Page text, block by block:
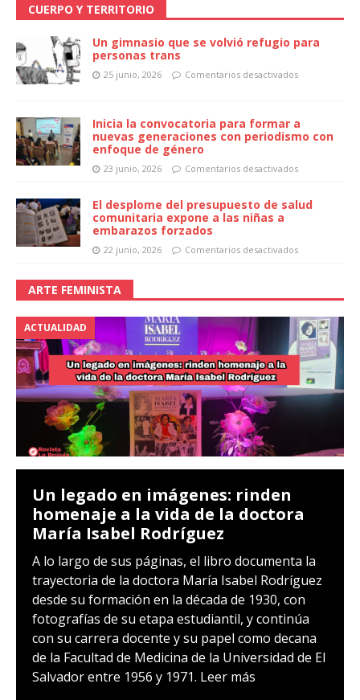
CUERPO Y TERRITORIO
Un gimnasio que se volvió refugio para
personas trans
25 junio, 2026 Comentarios desactivados
Inicia la convocatoria para formar a
nuevas generaciones con periodismo con
enfoque de género
23 junio, 2026 Comentarios desactivados
El desplome del presupuesto de salud
comunitaria expone a las niñas a
embarazos forzados
22 junio, 2026 Comentarios desactivados
ARTE FEMINISTA
ACTUALIDAD
Un legado en imágenes: rinden
homenaje a la vida de la doctora
María Isabel Rodríguez
A lo largo de sus páginas, el libro documenta la
trayectoria de la doctora María Isabel Rodríguez
desde su formación en la década de 1930, con
fotografías de su etapa estudiantil, y continúa
con su carrera docente y su papel como decana
de la Facultad de Medicina de la Universidad de El
Salvador entre 1956 y 1971. Leer más